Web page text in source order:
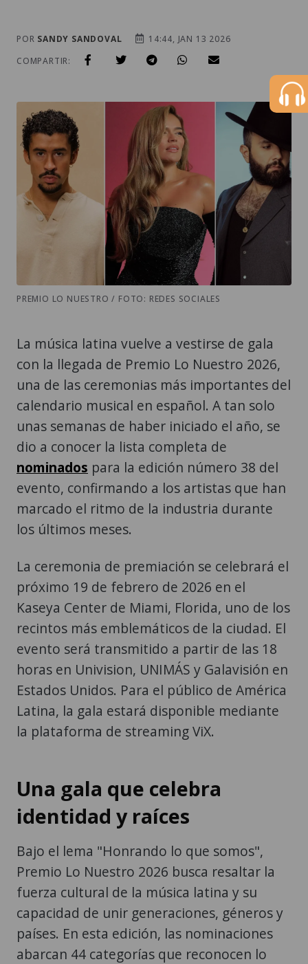
POR SANDY SANDOVAL
14:44, JAN 13 2026
COMPARTIR:
PREMIO LO NUESTRO / FOTO: REDES SOCIALES
La música latina vuelve a vestirse de gala
con la llegada de Premio Lo Nuestro 2026,
una de las ceremonias más importantes del
calendario musical en español. A tan solo
unas semanas de haber iniciado el año, se
dio a conocer la lista completa de
nominados para la edición número 38 del
evento, confirmando a los artistas que han
marcado el ritmo de la industria durante
los últimos meses.
La ceremonia de premiación se celebrará el
próximo 19 de febrero de 2026 en el
Kaseya Center de Miami, Florida, uno de los
recintos más emblemáticos de la ciudad. El
evento será transmitido a partir de las 18
horas en Univision, UNIMÁS y Galavisión en
Estados Unidos. Para el público de América
Latina, la gala estará disponible mediante
la plataforma de streaming ViX.
Una gala que celebra
identidad y raíces
Bajo el lema "Honrando lo que somos",
Premio Lo Nuestro 2026 busca resaltar la
fuerza cultural de la música latina y su
capacidad de unir generaciones, géneros y
países. En esta edición, las nominaciones
abarcan 44 categorías que reconocen lo